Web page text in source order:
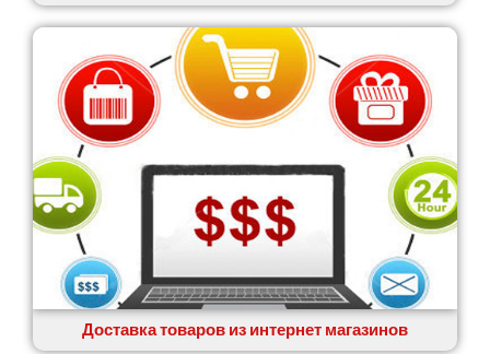
Доставка товаров из интернет магазинов